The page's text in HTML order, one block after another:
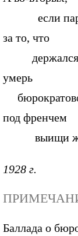
если
за то, что
держался
умерь
под френчем
выищи
1928 г.
Баллада о